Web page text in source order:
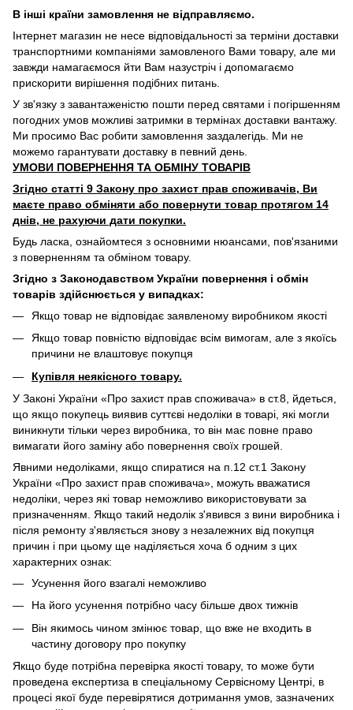
В інші країни замовлення не відправляємо.
Інтернет магазин не несе відповідальності за терміни доставки
транспортними компаніями замовленого Вами товару, але ми
завжди намагаємося йти Вам назустріч і допомагаємо
прискорити вирішення подібних питань.
У зв'язку з завантаженістю пошти перед святами і погіршенням
погодних умов можливі затримки в термінах доставки вантажу.
Ми просимо Вас робити замовлення заздалегідь. Ми не
можемо гарантувати доставку в певний день.
УМОВИ ПОВЕРНЕННЯ ТА ОБМІНУ ТОВАРІВ
Згідно статті 9 Закону про захист прав споживачів, Ви
маєте право обміняти або повернути товар протягом 14
днів, не рахуючи дати покупки.
Будь ласка, ознайомтеся з основними нюансами, пов'язаними
з поверненням та обміном товару.
Згідно з Законодавством України повернення і обмін
товарів здійснюється у випадках:
Якщо товар не відповідає заявленому виробником якості
Якщо товар повністю відповідає всім вимогам, але з якоїсь
причини не влаштовує покупця
Купівля неякісного товару.
У Законі України «Про захист прав споживача» в ст.8, йдеться,
що якщо покупець виявив суттєві недоліки в товарі, які могли
виникнути тільки через виробника, то він має повне право
вимагати його заміну або повернення своїх грошей.
Явними недоліками, якщо спиратися на п.12 ст.1 Закону
України «Про захист прав споживача», можуть вважатися
недоліки, через які товар неможливо використовувати за
призначенням. Якщо такий недолік з'явився з вини виробника і
після ремонту з'являється знову з незалежних від покупця
причин і при цьому ще наділяється хоча б одним з цих
характерних ознак:
Усунення його взагалі неможливо
На його усунення потрібно часу більше двох тижнів
Він якимось чином змінює товар, що вже не входить в
частину договору про покупку
Якщо буде потрібна перевірка якості товару, то може бути
проведена експертиза в спеціальному Сервісному Центрі, в
процесі якої буде перевірятися дотримання умов, зазначених